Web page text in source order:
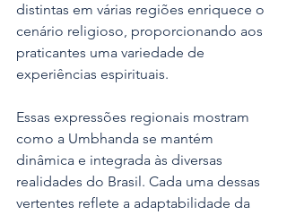
distintas em várias regiões enriquece o
cenário religioso, proporcionando aos
praticantes uma variedade de
experiências espirituais.
Essas expressões regionais mostram
como a Umbhanda se mantém
dinâmica e integrada às diversas
realidades do Brasil. Cada uma dessas
vertentes reflete a adaptabilidade da